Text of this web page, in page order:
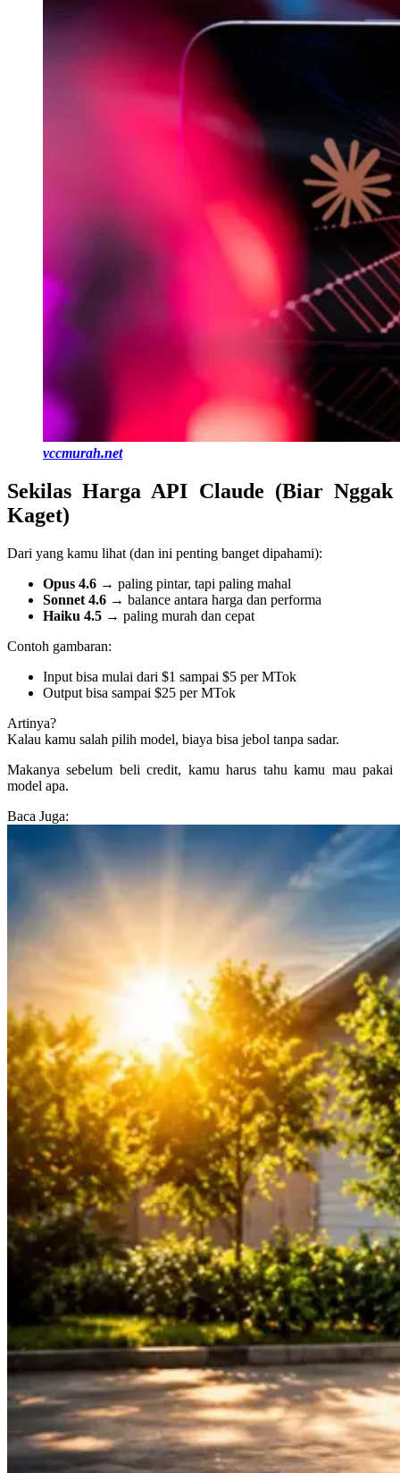
vccmurah.net
Sekilas Harga API Claude (Biar Nggak
Kaget)
Dari yang kamu lihat (dan ini penting banget dipahami):
Opus 4.6 → paling pintar, tapi paling mahal
Sonnet 4.6 → balance antara harga dan performa
Haiku 4.5 → paling murah dan cepat
Contoh gambaran:
Input bisa mulai dari $1 sampai $5 per MTok
Output bisa sampai $25 per MTok
Artinya?
Kalau kamu salah pilih model, biaya bisa jebol tanpa sadar.
Makanya sebelum beli credit, kamu harus tahu kamu mau pakai
model apa.
Baca Juga: